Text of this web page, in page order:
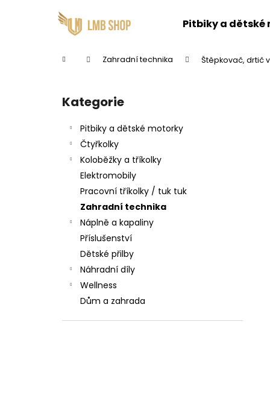
Pitbiky a dětské
Domů Zahradní technika Štěpkovač, drtič
Přeskočit
kategorie
Kategorie
Pitbiky a dětské motorky
Čtyřkolky
Koloběžky a tříkolky
Elektromobily
Pracovní tříkolky / tuk tuk
Zahradní technika
Náplně a kapaliny
Příslušenství
Dětské přilby
Náhradní díly
Wellness
Dům a zahrada